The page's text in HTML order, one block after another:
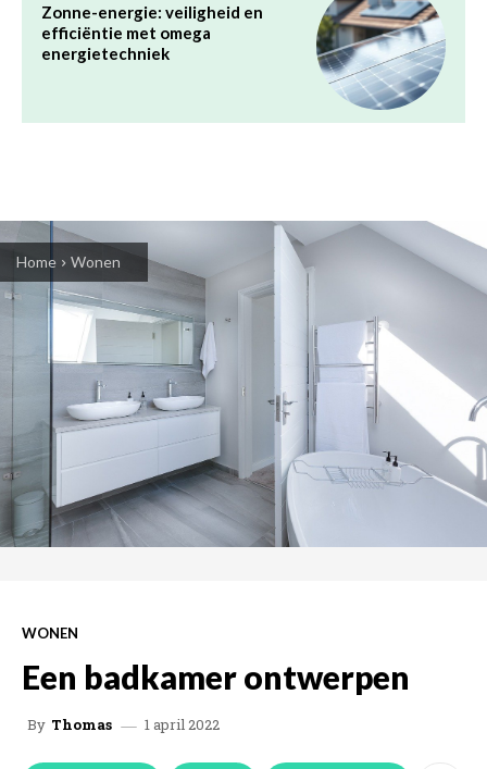
Zonne-energie: veiligheid en
efficiëntie met omega
energietechniek